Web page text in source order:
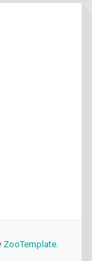
ZooTemplate.